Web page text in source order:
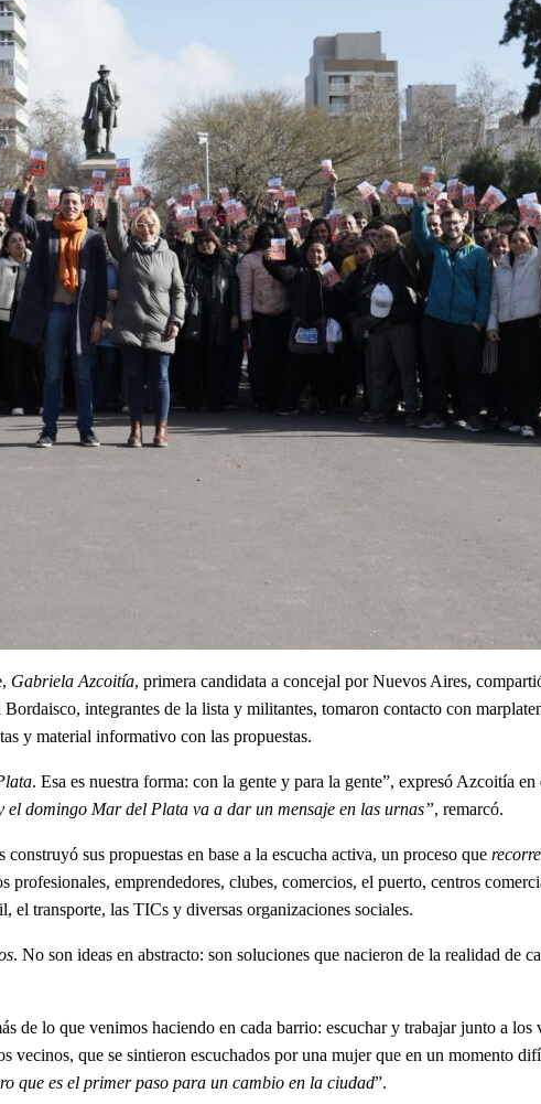
Gabriela Azcoitía, primera candidata a concejal por Nuevos Aires,
integrantes de la lista y militantes, tomaron contacto con
y material informativo con las propuestas.
. Esa es nuestra forma: con la gente y para la gente”, expresó Azcoitía
el domingo Mar del Plata va a dar un mensaje en las urnas”, remarcó.
sus propuestas en base a la escucha activa, un proceso que
profesionales, emprendedores, clubes, comercios, el puerto, centros
transporte, las TICs y diversas organizaciones sociales.
. No son ideas en abstracto: son soluciones que nacieron de la realidad de
de lo que venimos haciendo en cada barrio: escuchar y trabajar junto a
que se sintieron escuchados por una mujer que en un momento
que es el primer paso para un cambio en la ciudad”.